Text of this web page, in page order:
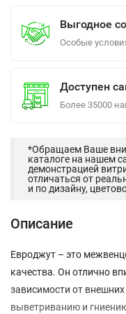
Выгодное
Особые
Доступен
Более 35000
*Обращаем Ваше
каталоге на нашем
демонстрацией
отличаться от
и по дизайну,
Описание
Евроджут – это
качества. Он отлично
зависимости от
выветриванию и